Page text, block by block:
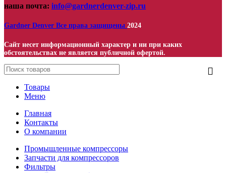
наша почта: info@gardnerdenver-zip.ru
Gardner Denver Все права защищены 2024
Сайт несет информационный характер и ни при каких
обстоятельствах не является публичной офертой.
Товары
Меню
Главная
Контакты
О компании
Промышленные компрессоры
Запчасти для компрессоров
Фильтры